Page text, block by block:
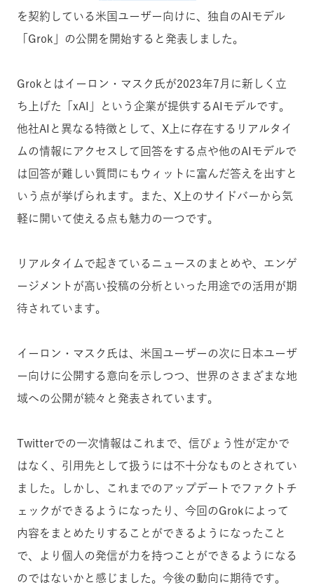
を契約している米国ユーザー向けに、独自のAIモデル
「Grok」の公開を開始すると発表しました。
Grokとはイーロン・マスク氏が2023年7月に新しく立
ち上げた「xAI」という企業が提供するAIモデルです。
他社AIと異なる特徴として、X上に存在するリアルタイ
ムの情報にアクセスして回答をする点や他のAIモデルで
は回答が難しい質問にもウィットに富んだ答えを出すと
いう点が挙げられます。また、X上のサイドバーから気
軽に開いて使える点も魅力の一つです。
リアルタイムで起きているニュースのまとめや、エンゲ
ージメントが高い投稿の分析といった用途での活用が期
待されています。
イーロン・マスク氏は、米国ユーザーの次に日本ユーザ
ー向けに公開する意向を示しつつ、世界のさまざまな地
域への公開が続々と発表されています。
Twitterでの一次情報はこれまで、信ぴょう性が定かで
はなく、引用先として扱うには不十分なものとされてい
ました。しかし、これまでのアップデートでファクトチ
ェックができるようになったり、今回のGrokによって
内容をまとめたりすることができるようになったこと
で、より個人の発信が力を持つことができるようになる
のではないかと感じました。 今後の動向に期待です。